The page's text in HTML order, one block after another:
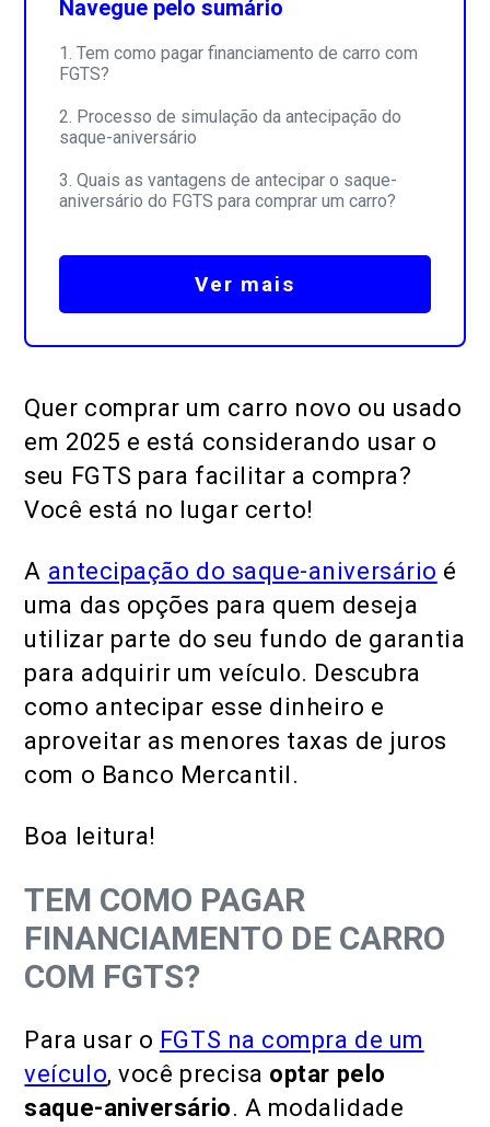
Quer comprar um carro novo ou usado
em 2025 e está considerando usar o
seu FGTS para facilitar a compra?
Você está no lugar certo!
A antecipação do saque-aniversário é
uma das opções para quem deseja
utilizar parte do seu fundo de garantia
para adquirir um veículo. Descubra
como antecipar esse dinheiro e
aproveitar as menores taxas de juros
com o Banco Mercantil.
Boa leitura!
TEM COMO PAGAR
FINANCIAMENTO DE CARRO
COM FGTS?
Para usar o FGTS na compra de um
veículo, você precisa optar pelo
saque-aniversário. A modalidade
Navegue pelo sumário
Tem como pagar financiamento de carro com
FGTS?
Processo de simulação da antecipação do
saque-aniversário
Quais as vantagens de antecipar o saque-
aniversário do FGTS para comprar um carro?
Ver mais